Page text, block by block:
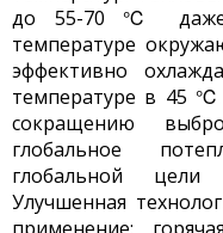
до 55-70 ℃ даже
температуре
эффективно
температуре в 45 ℃.
сокращению
глобальное
глобальной цели
Улучшенная